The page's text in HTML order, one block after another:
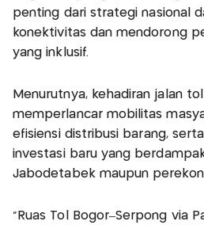
penting dari strategi nasional
konektivitas dan mendorong
yang inklusif.
Menurutnya, kehadiran jalan
memperlancar mobilitas
efisiensi distribusi barang,
investasi baru yang
Jabodetabek maupun
“Ruas Tol Bogor–Serpong via